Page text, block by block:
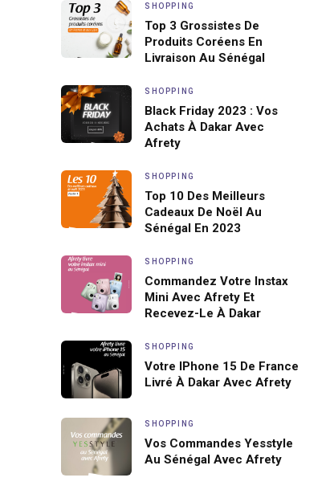
SHOPPING
Top 3 Grossistes De
Produits Coréens En
Livraison Au Sénégal
SHOPPING
Black Friday 2023 : Vos
Achats À Dakar Avec
Afrety
SHOPPING
Top 10 Des Meilleurs
Cadeaux De Noël Au
Sénégal En 2023
SHOPPING
Commandez Votre Instax
Mini Avec Afrety Et
Recevez-Le À Dakar
SHOPPING
Votre IPhone 15 De France
Livré À Dakar Avec Afrety
SHOPPING
Vos Commandes Yesstyle
Au Sénégal Avec Afrety